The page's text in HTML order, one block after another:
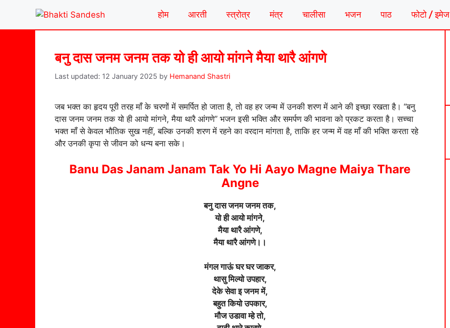
content
होम आरती स्त्रोत्र मंत्र चालीसा भजन पाठ फोटो / इमेज
बनु दास जनम जनम तक यो ही आयो मांगने मैया थारै आंगणे
12 January 2025 by Hemanand Shastri
जब भक्त का हृदय पूरी तरह माँ के चरणों में समर्पित हो जाता है, तो वह हर जन्म में उनकी शरण में आने की इच्छा रखता है। “बनु
दास जनम जनम तक यो ही आयो मांगने, मैया थारै आंगणे” भजन इसी भक्ति और समर्पण की भावना को प्रकट करता है। सच्चा
भक्त माँ से केवल भौतिक सुख नहीं, बल्कि उनकी शरण में रहने का वरदान मांगता है, ताकि हर जन्म में वह माँ की भक्ति करता रहे
और उनकी कृपा से जीवन को धन्य बना सके।
Banu Das Janam Janam Tak Yo Hi Aayo Magne Maiya Thare
Angne
बनु दास जनम जनम तक,
यो ही आयो मांगने,
मैया थारै आंगणे,
मैया थारै आंगणे।।
मंगल गाऊं घर घर जाकर,
थासु मिल्यो उपहार,
देके सेवा इ जनम में,
बहुत कियो उपकार,
मौज उडावा म्हे तो,